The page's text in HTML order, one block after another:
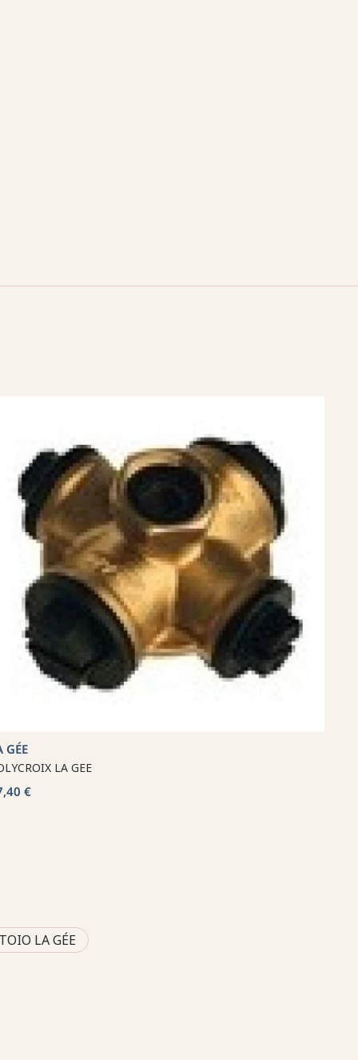
GÉE
LA GEE
€
LA GÉE